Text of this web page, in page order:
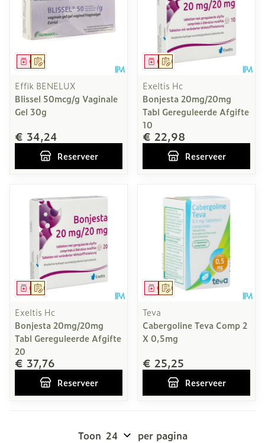
Op voorschrift
Geneesmiddel
Effik BENELUX
Blissel 50mcg/g Vaginale
Gel 30g
€ 34,24
Reserveer
Op voorschrift
Geneesmiddel
Exeltis Hc
Bonjesta 20mg/20mg
Tabl Gereguleerde Afgifte
10
€ 22,98
Reserveer
Op voorschrift
Geneesmiddel
Exeltis Hc
Bonjesta 20mg/20mg
Tabl Gereguleerde Afgifte
20
€ 37,76
Reserveer
Op voorschrift
Geneesmiddel
Teva
Cabergoline Teva Comp 2
X 0,5mg
€ 25,25
Reserveer
Toon per pagina